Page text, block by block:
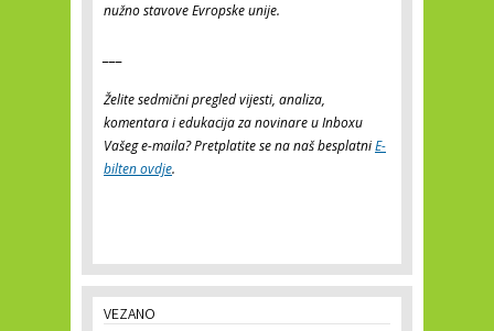
nužno stavove Evropske unije.
Želite sedmični pregled vijesti, analiza,
komentara i edukacija za novinare u Inboxu
Vašeg e-maila? Pretplatite se na naš besplatniE-
bilten ovdje.
VEZANO